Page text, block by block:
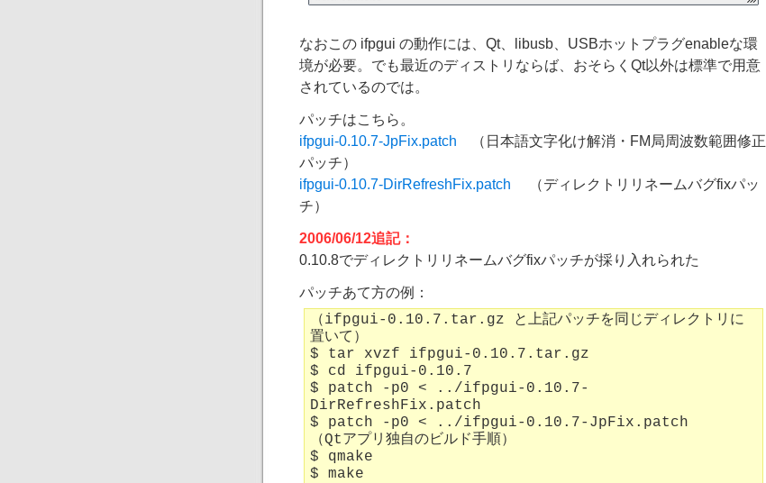
なおこの ifpgui の動作には、Qt、libusb、USBホットプラグenableな環
境が必要。でも最近のディストリならば、おそらくQt以外は標準で用意
されているのでは。
パッチはこちら。
ifpgui-0.10.7-JpFix.patch （日本語文字化け解消・FM局周波数範囲修正
パッチ）
ifpgui-0.10.7-DirRefreshFix.patch
（ディレクトリリネームバグfixパッ
チ）
2006/06/12追記：
0.10.8でディレクトリリネームバグfixパッチが採り入れられた
パッチあて方の例：
（ifpgui-0.10.7.tar.gz と上記パッチを同じディレクトリに
置いて）
$ tar xvzf ifpgui-0.10.7.tar.gz
$ cd ifpgui-0.10.7
$ patch -p0 < ../ifpgui-0.10.7-
DirRefreshFix.patch
$ patch -p0 < ../ifpgui-0.10.7-JpFix.patch
（Qtアプリ独自のビルド手順）
$ qmake
$ make